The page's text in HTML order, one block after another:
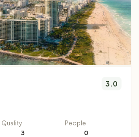
3.0
Quality
3
People
0